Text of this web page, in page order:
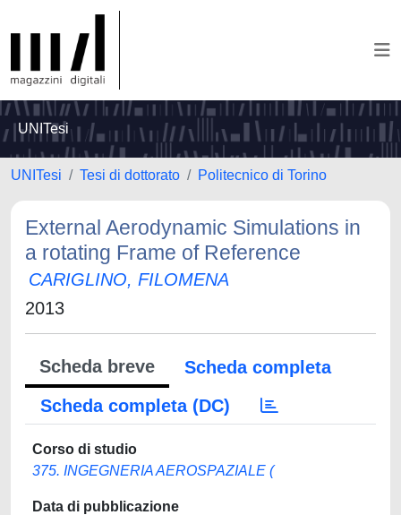
UNITesi
UNITesi Tesi di dottorato Politecnico di Torino
External Aerodynamic Simulations in
a rotating Frame of Reference
CARIGLINO, FILOMENA
2013
Scheda breve
Scheda completa
Scheda completa (DC)
Corso di studio
375. INGEGNERIA AEROSPAZIALE (
Data di pubblicazione